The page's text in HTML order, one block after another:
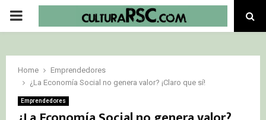
PRIMARY
Home
Emprendedores
¿La Economía Social no genera valor? ¡Claro que sí!
Emprendedores